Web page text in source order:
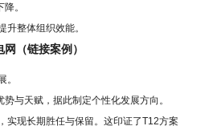
。
升整体组织效能。
（链接案例）
。
与天赋，据此制定个性化发展方向。
实现长期胜任与保留。这印证了T12方案